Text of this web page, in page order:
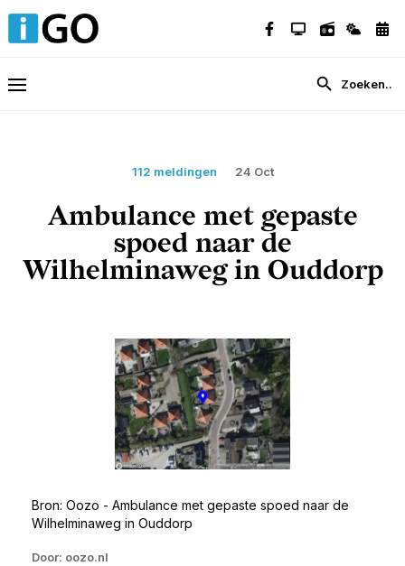
112 meldingen 24 Oct
Ambulance met gepaste
spoed naar de
Wilhelminaweg in Ouddorp
Bron: Oozo - Ambulance met gepaste spoed naar de
Wilhelminaweg in Ouddorp
Door: oozo.nl